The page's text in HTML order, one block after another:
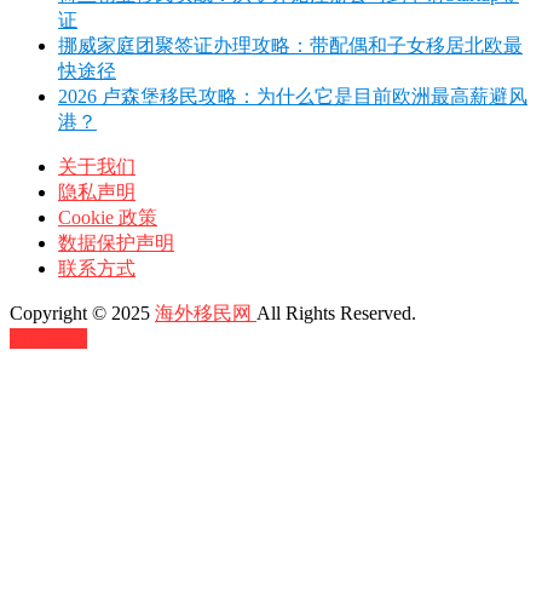
证
挪威家庭团聚签证办理攻略：带配偶和子女移居北欧最
快途径
2026 卢森堡移民攻略：为什么它是目前欧洲最高薪避风
港？
关于我们
隐私声明
Cookie 政策
数据保护声明
联系方式
Copyright © 2025 海外移民网 All Rights Reserved.